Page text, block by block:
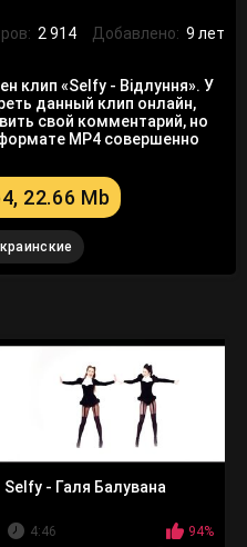
2 914 Добавлено: 9 лет
клип «Selfy - Відлуння». У
данный клип онлайн,
свой комментарий, но
MP4 совершенно
22.66 Mb
Selfy - Галя Балувана
4:46
94%